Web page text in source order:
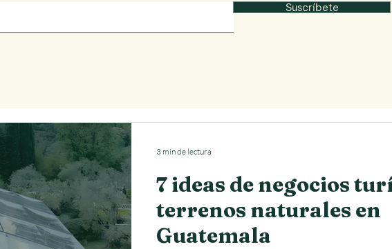
Suscríbete
7 ideas de negocios
terrenos naturales en
Guatemala
3 min de lectura